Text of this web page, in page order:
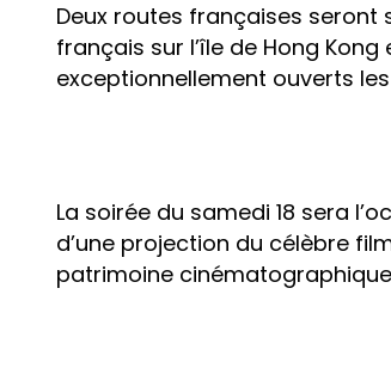
Deux routes françaises
français sur l’île de Hong
exceptionnellement ouverts
La soirée du samedi 18 sera
d’une projection du célèbre
patrimoine